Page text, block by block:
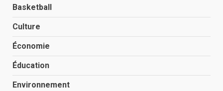
Basketball
Culture
Économie
Éducation
Environnement